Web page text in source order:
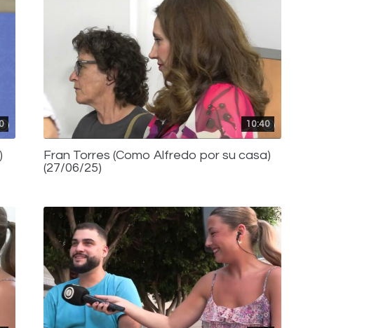
10:40
Fran Torres (Como Alfredo por su casa)
(27/06/25)